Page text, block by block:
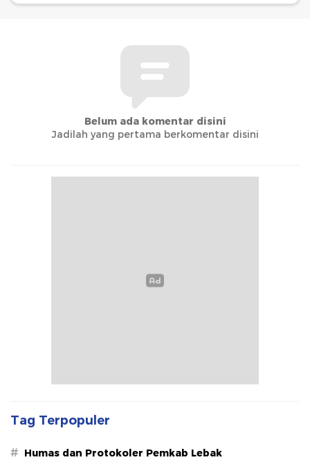
Belum ada komentar disini
Jadilah yang pertama berkomentar disini
Tag Terpopuler
# Humas dan Protokoler Pemkab Lebak